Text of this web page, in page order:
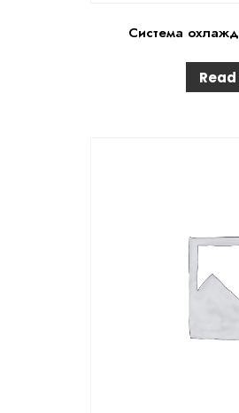
Система